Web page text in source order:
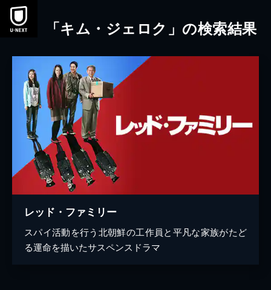
本文へスキップ
「キム・ジェロク」の検索結果
レッド・ファミリー
スパイ活動を行う北朝鮮の工作員と平凡な家族がたど
る運命を描いたサスペンスドラマ